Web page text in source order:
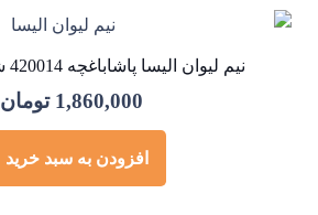
نیم لیوان الیسا پاشاباغچه 420014 شش عددی ایلا
1,860,000 تومان
افزودن به سبد خرید